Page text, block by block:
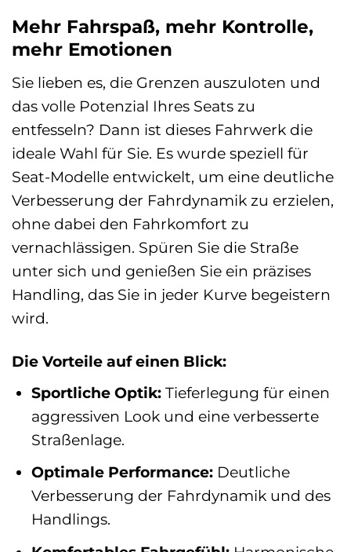
Mehr Fahrspaß, mehr Kontrolle,
mehr Emotionen
Sie lieben es, die Grenzen auszuloten und
das volle Potenzial Ihres Seats zu
entfesseln? Dann ist dieses Fahrwerk die
ideale Wahl für Sie. Es wurde speziell für
Seat-Modelle entwickelt, um eine deutliche
Verbesserung der Fahrdynamik zu erzielen,
ohne dabei den Fahrkomfort zu
vernachlässigen. Spüren Sie die Straße
unter sich und genießen Sie ein präzises
Handling, das Sie in jeder Kurve begeistern
wird.
Die Vorteile auf einen Blick:
Sportliche Optik:Tieferlegung für einen
aggressiven Look und eine verbesserte
Straßenlage.
Optimale Performance:Deutliche
Verbesserung der Fahrdynamik und des
Handlings.